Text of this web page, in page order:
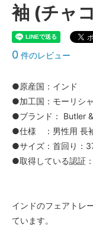
袖 (チャ
0 件のレビュー
●原産国：インド
●加工国：モーリシ
●ブランド： Butler
●仕様 ：男性用 長
●サイズ：首回り：
●取得している認証
インドのフェアトレ
ています。